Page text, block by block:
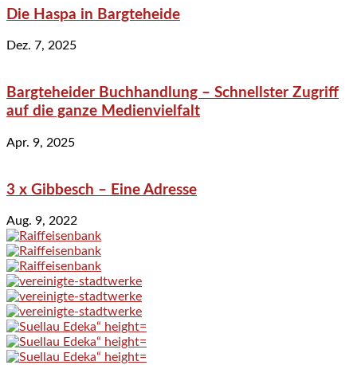
Die Haspa in Bargteheide
Dez. 7, 2025
Bargteheider Buchhandlung – Schnellster Zugriff
auf die ganze Medienvielfalt
Apr. 9, 2025
3 x Gibbesch – Eine Adresse
Aug. 9, 2022